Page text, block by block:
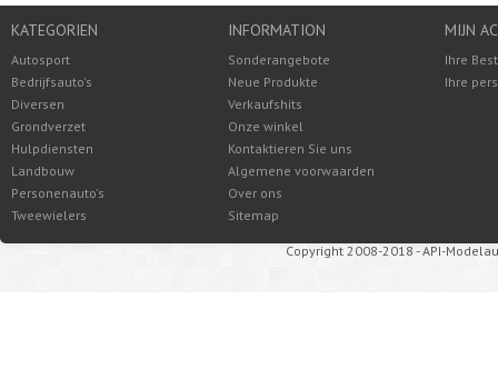
KATEGORIEN
Autosport
Bedrijfsauto's
Diversen
Grondverzet
Hulpdiensten
Landbouw
Personenauto's
Tweewielers
INFORMATION
Sonderangebote
Neue Produkte
Verkaufshits
Onze winkel
Kontaktieren Sie uns
Algemene voorwaarden
Over ons
Sitemap
MIJN
Ihre
Ihre
Copyright 2008-2018 - API-